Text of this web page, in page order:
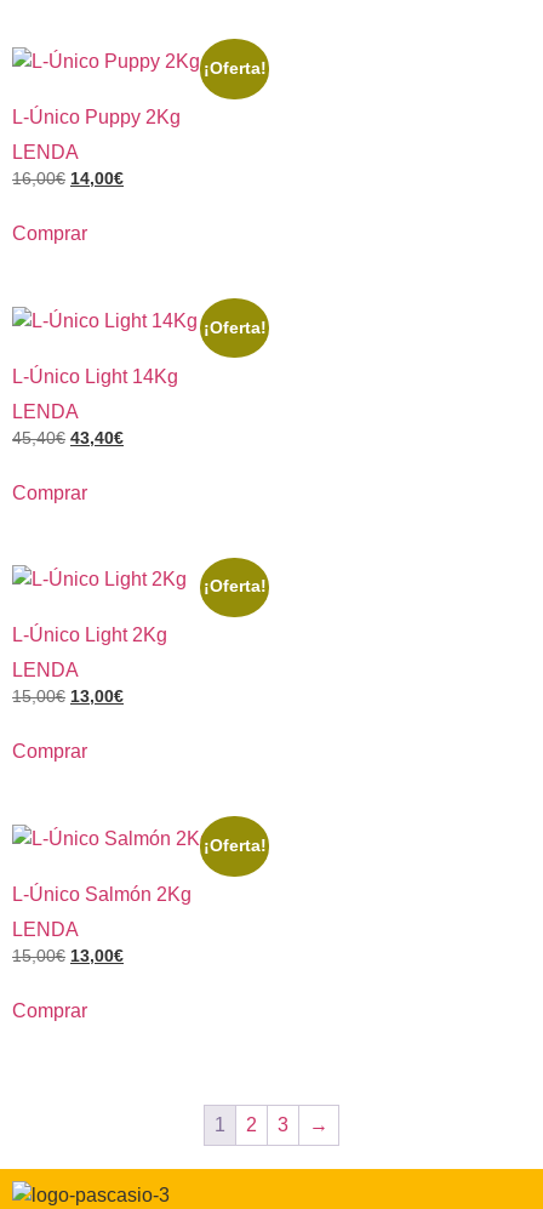
¡Oferta!
L-Único Puppy 2Kg
LENDA
16,00€ 14,00€
Comprar
¡Oferta!
L-Único Light 14Kg
LENDA
45,40€ 43,40€
Comprar
¡Oferta!
L-Único Light 2Kg
LENDA
15,00€ 13,00€
Comprar
¡Oferta!
L-Único Salmón 2Kg
LENDA
15,00€ 13,00€
Comprar
1 2 3 →